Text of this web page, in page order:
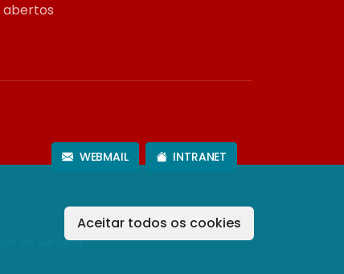
Aceitar todos os cookies
abertos
WEBMAIL INTRANET
de Serviço).